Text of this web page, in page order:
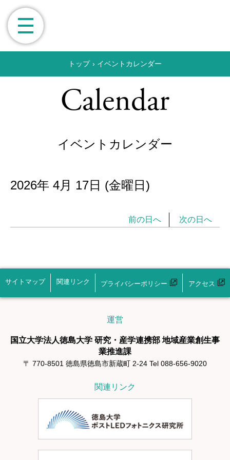
トップ › イベントカレンダー
Calendar
イベントカレンダー
2026年 4月 17日 (金曜日 )
前の日へ 次の日へ
サイトマップ 関連リンク プライバシーポリシー アクセス
運営
国立大学法人徳島大学 研究・産学連携部 地域産業創生事
業推進課
〒 770-8501 徳島県徳島市新蔵町 2-24 Tel 088-656-9020
関連リンク